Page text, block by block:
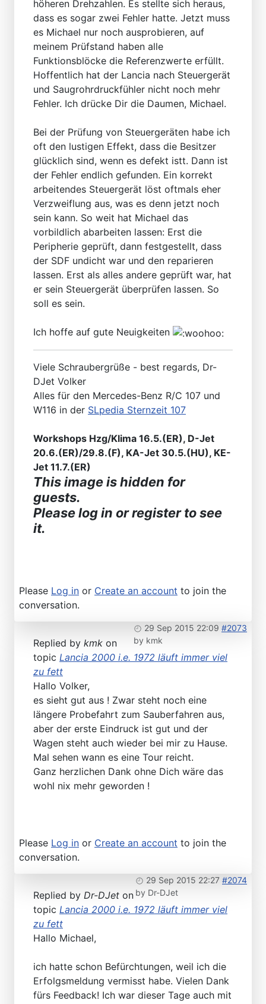
höheren Drehzahlen. Es stellte sich heraus,
dass es sogar zwei Fehler hatte. Jetzt muss
es Michael nur noch ausprobieren, auf
meinem Prüfstand haben alle
Funktionsblöcke die Referenzwerte erfüllt.
Hoffentlich hat der Lancia nach Steuergerät
und Saugrohrdruckfühler nicht noch mehr
Fehler. Ich drücke Dir die Daumen, Michael.
Bei der Prüfung von Steuergeräten habe ich
oft den lustigen Effekt, dass die Besitzer
glücklich sind, wenn es defekt istt. Dann ist
der Fehler endlich gefunden. Ein korrekt
arbeitendes Steuergerät löst oftmals eher
Verzweiflung aus, was es denn jetzt noch
sein kann. So weit hat Michael das
vorbildlich abarbeiten lassen: Erst die
Peripherie geprüft, dann festgestellt, dass
der SDF undicht war und den reparieren
lassen. Erst als alles andere geprüft war, hat
er sein Steuergerät überprüfen lassen. So
soll es sein.
Ich hoffe auf gute Neuigkeiten
Viele Schraubergrüße - best regards, Dr-
DJet Volker
Alles für den Mercedes-Benz R/C 107 und
W116 in der SLpedia Sternzeit 107
Workshops Hzg/Klima 16.5.(ER), D-Jet
20.6.(ER)/29.8.(F), KA-Jet 30.5.(HU), KE-
Jet 11.7.(ER)
This image is hidden for
guests.
Please log in or register to see
it.
Please Log in or Create an account to join the
conversation.
29 Sep 2015 22:09 #2073
by kmk
Replied by kmk on
topic Lancia 2000 i.e. 1972 läuft immer viel
zu fett
Hallo Volker,
es sieht gut aus ! Zwar steht noch eine
längere Probefahrt zum Sauberfahren aus,
aber der erste Eindruck ist gut und der
Wagen steht auch wieder bei mir zu Hause.
Mal sehen wann es eine Tour reicht.
Ganz herzlichen Dank ohne Dich wäre das
wohl nix mehr geworden !
Please Log in or Create an account to join the
conversation.
29 Sep 2015 22:27 #2074
by Dr-DJet
Replied by Dr-DJet on
topic Lancia 2000 i.e. 1972 läuft immer viel
zu fett
Hallo Michael,
ich hatte schon Befürchtungen, weil ich die
Erfolgsmeldung vermisst habe. Vielen Dank
fürs Feedback! Ich war dieser Tage auch mit